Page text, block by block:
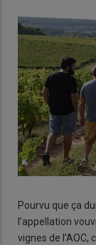
Pourvu que ça
l’appellation
vignes de l’AOC,